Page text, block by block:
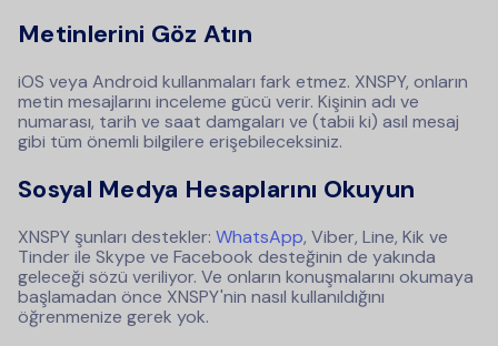
Metinlerini Göz Atın
iOS veya Android kullanmaları fark etmez. XNSPY, onların
metin mesajlarını inceleme gücü verir. Kişinin adı ve
numarası, tarih ve saat damgaları ve (tabii ki) asıl mesaj
gibi tüm önemli bilgilere erişebileceksiniz.
Sosyal Medya Hesaplarını Okuyun
XNSPY şunları destekler: WhatsApp, Viber, Line, Kik ve
Tinder ile Skype ve Facebook desteğinin de yakında
geleceği sözü veriliyor. Ve onların konuşmalarını okumaya
başlamadan önce XNSPY'nin nasıl kullanıldığını
öğrenmenize gerek yok.